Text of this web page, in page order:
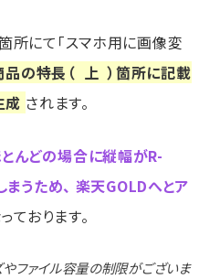
所にて「スマホ用に画像変
品の特長（ 上 ）箇所に記載
成 されます。
んどの場合に縦幅がR-
うため、 楽天GOLDへとア
ております。
ファイル容量の制限がございま